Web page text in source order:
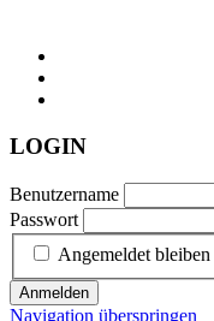
LOGIN
Benutzername
Passwort
Angemeldet bleiben
Anmelden
Navigation überspringen